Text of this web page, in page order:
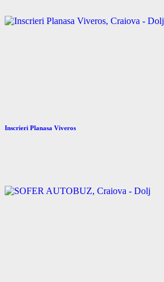
Inscrieri Planasa Viveros